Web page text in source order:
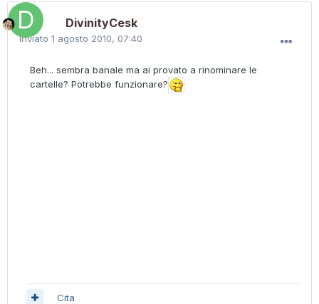
DivinityCesk
Inviato 1 agosto 2010, 07:40
Beh... sembra banale ma ai provato a rinominare le
cartelle? Potrebbe funzionare?
Cita